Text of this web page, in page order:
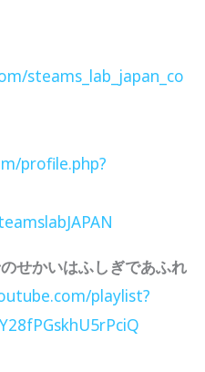
steams_lab_japan_co
profile.php?
せかいはふしぎであふれ
playlist?